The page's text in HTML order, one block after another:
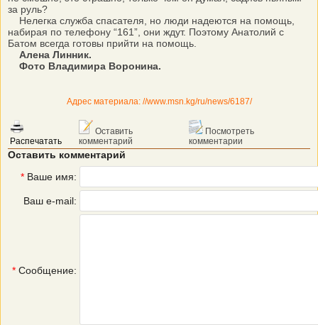
за руль?
Нелегка служба спасателя, но люди надеются на помощь,
набирая по телефону “161”, они ждут. Поэтому Анатолий с
Батом всегда готовы прийти на помощь.
Алена Линник.
Фото Владимира Воронина.
Адрес материала: //www.msn.kg/ru/news/6187/
Распечатать
Оставить
комментарий
Посмотреть
комментарии
Оставить комментарий
* Ваше имя:
Ваш e-mail:
* Сообщение: